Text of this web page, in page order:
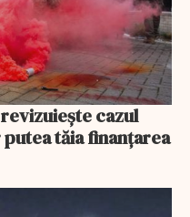
cazul
tăia finanțarea